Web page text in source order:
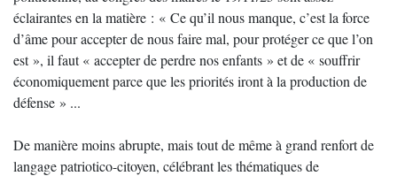
éclairantes en la matière : « Ce qu’il nous manque, c’est la force
d’âme pour accepter de nous faire mal, pour protéger ce que l’on
est », il faut « accepter de perdre nos enfants » et de « souffrir
économiquement parce que les priorités iront à la production de
défense » ...
De manière moins abrupte, mais tout de même à grand renfort de
langage patriotico-citoyen, célébrant les thématiques de